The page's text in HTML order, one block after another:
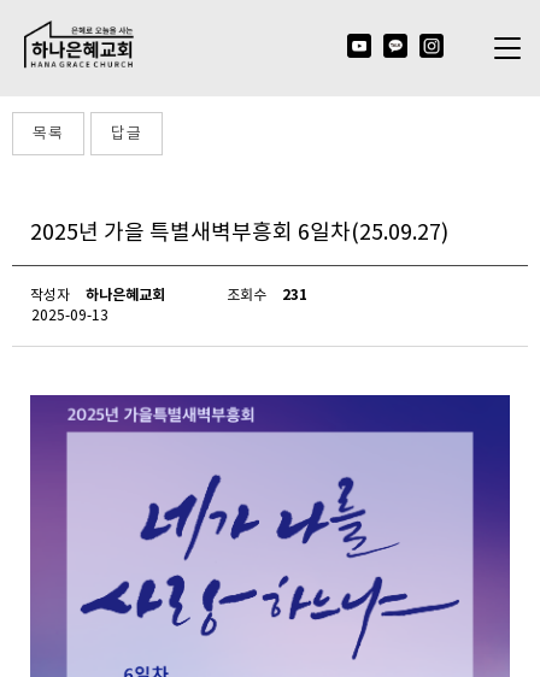
목록 답글
2025년 가을 특별새벽부흥회 6일차(25.09.27)
작성자 하나은혜교회 조회수 231
2025-09-13